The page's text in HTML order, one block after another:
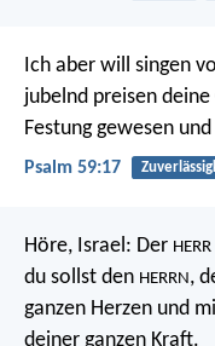
Ich aber will singen
jubelnd preisen deine
Festung gewesen
Psalm 59:17
Höre, Israel: Der HERR
du sollst den HERRN ,
ganzen Herzen und
deiner ganzen Kraft.